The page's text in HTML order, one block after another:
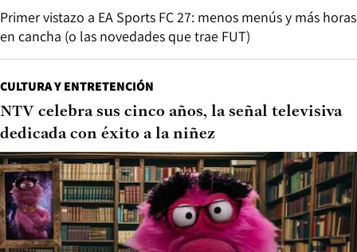
Primer vistazo a EA Sports FC 27: menos menús y más horas
en cancha (o las novedades que trae FUT)
CULTURA Y ENTRETENCIÓN
NTV celebra sus cinco años, la señal televisiva
dedicada con éxito a la niñez